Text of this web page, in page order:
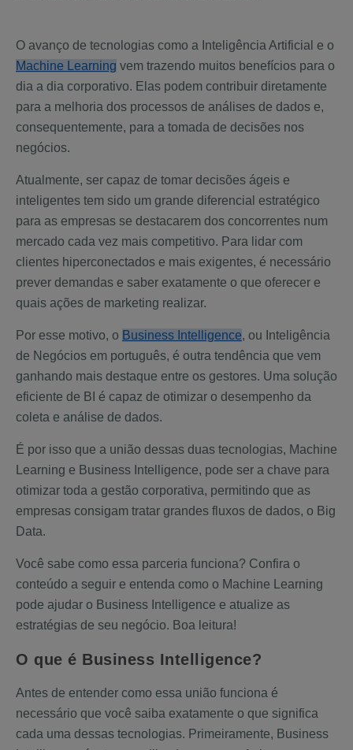
O avanço de tecnologias como a Inteligência Artificial e o
Machine Learning vem trazendo muitos benefícios para o
dia a dia corporativo. Elas podem contribuir diretamente
para a melhoria dos processos de análises de dados e,
consequentemente, para a tomada de decisões nos
negócios.
Atualmente, ser capaz de tomar decisões ágeis e
inteligentes tem sido um grande diferencial estratégico
para as empresas se destacarem dos concorrentes num
mercado cada vez mais competitivo. Para lidar com
clientes hiperconectados e mais exigentes, é necessário
prever demandas e saber exatamente o que oferecer e
quais ações de marketing realizar.
Por esse motivo, o Business Intelligence, ou Inteligência
de Negócios em português, é outra tendência que vem
ganhando mais destaque entre os gestores. Uma solução
eficiente de BI é capaz de otimizar o desempenho da
coleta e análise de dados.
É por isso que a união dessas duas tecnologias, Machine
Learning e Business Intelligence, pode ser a chave para
otimizar toda a gestão corporativa, permitindo que as
empresas consigam tratar grandes fluxos de dados, o Big
Data.
Você sabe como essa parceria funciona? Confira o
conteúdo a seguir e entenda como o Machine Learning
pode ajudar o Business Intelligence e atualize as
estratégias de seu negócio. Boa leitura!
O que é Business Intelligence?
Antes de entender como essa união funciona é
necessário que você saiba exatamente o que significa
cada uma dessas tecnologias. Primeiramente, Business